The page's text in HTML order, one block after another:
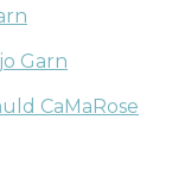
Garn
CaMaRose